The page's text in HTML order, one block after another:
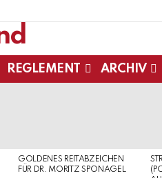
REGLEMENT ARCHIV
GOLDENES REITABZEICHEN
FÜR DR. MORITZ SPONAGEL